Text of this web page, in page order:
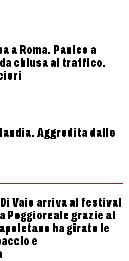
a Roma. Panico a
chiusa al traffico.
Aggredita dalle
Vaio arriva al festival
Poggioreale grazie al
ha girato le
e